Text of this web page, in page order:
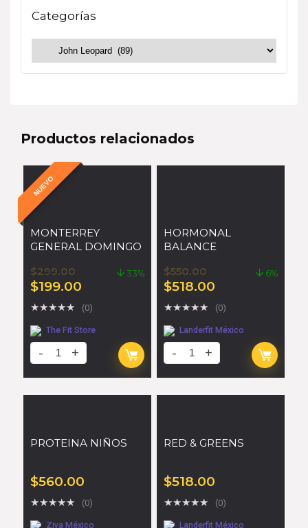
Categorías
Productos relacionados
NUEVO
MONTERREY
GENERAL DOMINGO
$299.00
$199.00
33%
★★★★★ (0)
The Fit Store
HORMONAL
BALANCE
$550.00
$518.00
6%
★★★★★ (0)
Landerfit México
PROTEINA NIÑOS
$560.00
★★★★★ (0)
Ziva México
RED & GREENS
$518.00
★★★★★ (0)
Landerfit México